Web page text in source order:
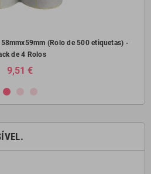
(Rolo de 500 etiquetas) -
de 4 Rolos
9,51 €